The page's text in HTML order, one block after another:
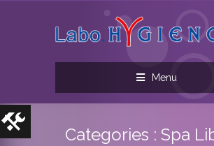
Menu
Categories : Spa